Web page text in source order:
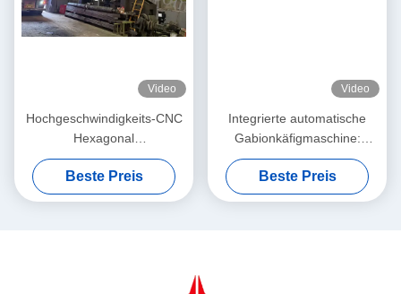
Video
Hochgeschwindigkeits-CNC
Hexagonal
Drahtnetzmaschine.
Beste Preis
Video
Integrierte automatische
Gabionkäfigmaschine:
Industrielle Montagelinie für
die schnelle
Gabionkorbproduktion
Beste Preis